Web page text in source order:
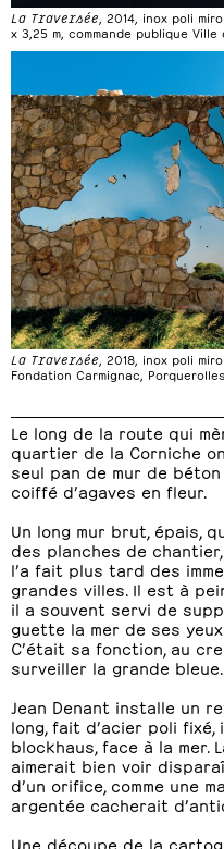
Le long de la route qui
quartier de la Corniche
seul pan de mur de
coiffé d’agaves en fleur.
Un long mur brut, épais,
des planches de
l’a fait plus tard des
grandes villes. Il est à
il a souvent servi de
guette la mer de ses
C’était sa fonction, au
surveiller la grande bleue.
Jean Denant installe un
long, fait d’acier poli fixé,
blockhaus, face à la mer.
aimerait bien voir
d’un orifice, comme une
argentée cacherait
Une découpe de la
La Traversée , 2014, inox poli
x 3,25 m, commande publique Ville
La Traversée , 2018, inox poli
Fondation Carmignac,